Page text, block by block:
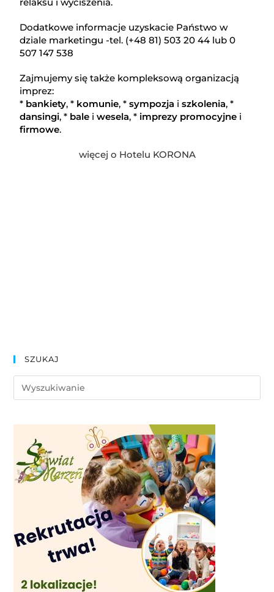
Dodatkowe informacje uzyskacie Państwo w
dziale marketingu -tel. (+48 81) 503 20 44 lub 0
507 147 538
Zajmujemy się także kompleksową organizacją
imprez:
* bankiety, * komunie, *sympozja iszkolenia, *
dansingi, * bale iwesela, * imprezy promocyjne i
firmowe.
więcej o Hotelu KORONA
SZUKAJ